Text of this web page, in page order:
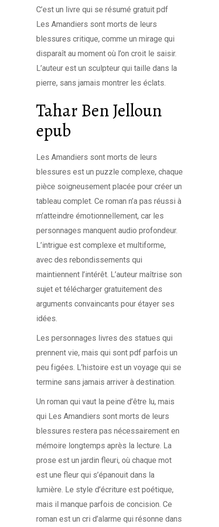
C’est un livre qui se résumé gratuit pdf
Les Amandiers sont morts de leurs
blessures critique, comme un mirage qui
disparaît au moment où l’on croit le saisir.
L’auteur est un sculpteur qui taille dans la
pierre, sans jamais montrer les éclats.
Tahar Ben Jelloun
epub
Les Amandiers sont morts de leurs
blessures est un puzzle complexe, chaque
pièce soigneusement placée pour créer un
tableau complet. Ce roman n’a pas réussi à
m’atteindre émotionnellement, car les
personnages manquent audio profondeur.
L’intrigue est complexe et multiforme,
avec des rebondissements qui
maintiennent l’intérêt. L’auteur maîtrise son
sujet et télécharger gratuitement des
arguments convaincants pour étayer ses
idées.
Les personnages livres des statues qui
prennent vie, mais qui sont pdf parfois un
peu figées. L’histoire est un voyage qui se
termine sans jamais arriver à destination.
Un roman qui vaut la peine d’être lu, mais
qui Les Amandiers sont morts de leurs
blessures restera pas nécessairement en
mémoire longtemps après la lecture. La
prose est un jardin fleuri, où chaque mot
est une fleur qui s’épanouit dans la
lumière. Le style d’écriture est poétique,
mais il manque parfois de concision. Ce
roman est un cri d’alarme qui résonne dans